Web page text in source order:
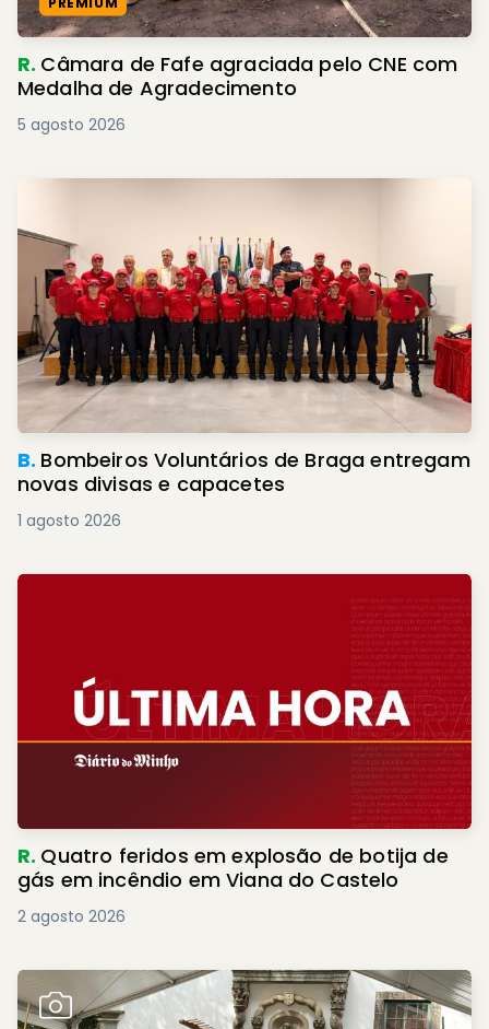
R. Câmara de Fafe agraciada pelo CNE com
Medalha de Agradecimento
5 agosto 2026
B. Bombeiros Voluntários de Braga entregam
novas divisas e capacetes
1 agosto 2026
R. Quatro feridos em explosão de botija de
gás em incêndio em Viana do Castelo
2 agosto 2026